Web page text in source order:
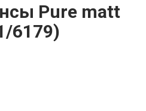
Pure matt
6179)